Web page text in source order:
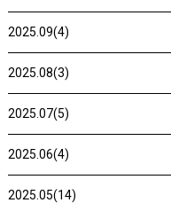
2025.09(4)
2025.08(3)
2025.07(5)
2025.06(4)
2025.05(14)